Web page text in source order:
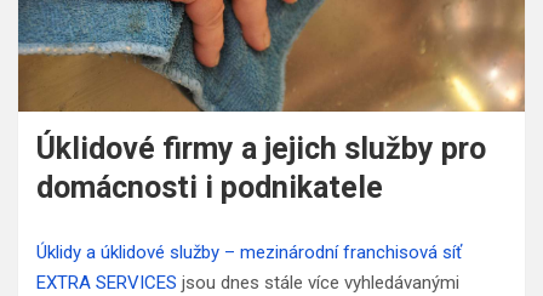
Úklidové firmy a jejich služby pro
domácnosti i podnikatele
Úklidy a úklidové služby – mezinárodní franchisová síť
EXTRA SERVICES jsou dnes stále více vyhledávanými